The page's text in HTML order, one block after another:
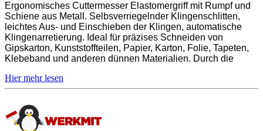
Klingenbreite 18mm
Unsere anwendungstechnischen Empfehlungen dienen der
Unterstützung des Käufers bzw. Verarbeiters.
Sie entbinden nicht davon, unsere Produkte grundsätzlich auf ihre
Ergonomisches Cuttermesser Elastomergriff mit Rumpf und
Schiene aus Metall. Selbsverriegelnder Klingenschlitten,
leichtes Aus- und Einschieben der Klingen, automatische
Klingenarretierung. Ideal für präzises Schneiden von
Gipskarton, Kunststoffteilen, Papier, Karton, Folie, Tapeten,
Klebeband und anderen dünnen Materialien. Durch die
sind BlackTiger Klingen doppelt so haltbar wie
herkömmliche Klingen.